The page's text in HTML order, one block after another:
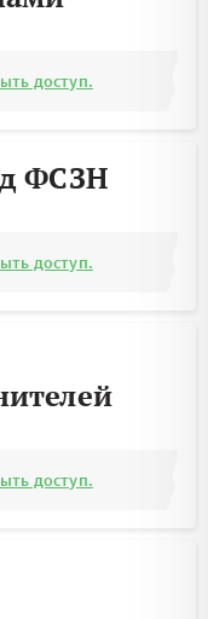
доступ.
ФСЗН
доступ.
доступ.